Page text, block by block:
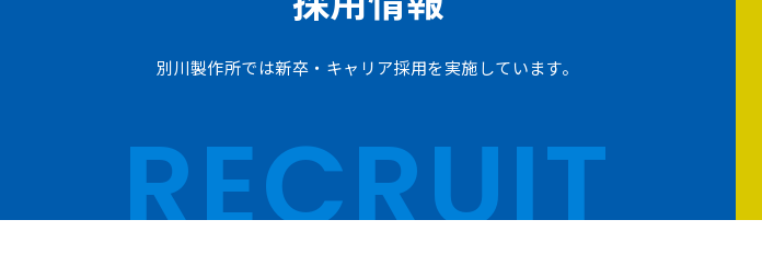
別川製作所では新卒・キャリア採用を実施しています。
RECRUIT